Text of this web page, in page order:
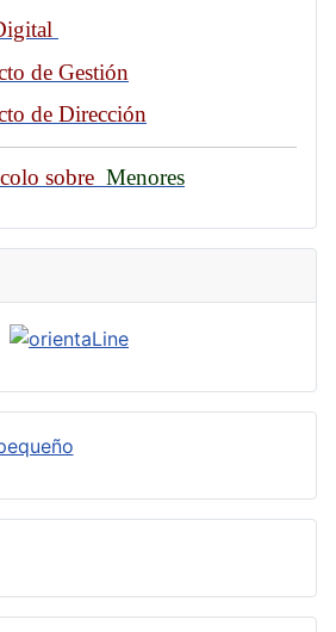
de Gestión
de Dirección
sobre Menores